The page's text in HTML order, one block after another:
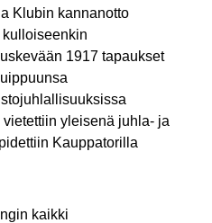
Klubin kannanotto
1917 tapaukset
yleisenä juhla- ja
Kauppatorilla
kaikki